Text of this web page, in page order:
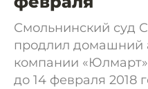
Смольнинский суд
продлил домашний
компании
до 14 февраля 2018